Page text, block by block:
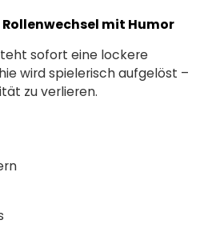
mit Humor
sofort eine lockere
wird spielerisch aufgelöst –
zu verlieren.